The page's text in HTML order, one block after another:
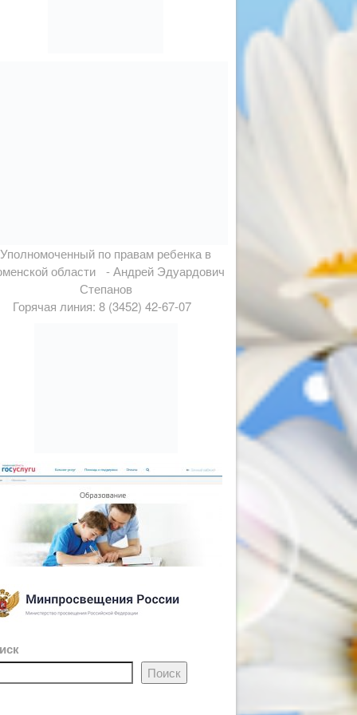
Уполномоченный по правам ребенка в
области - Андрей Эдуардович
Степанов
Горячая линия: 8 (3452) 42-67-07
Поиск